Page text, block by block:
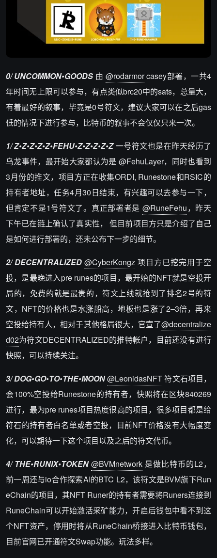
0/ UNCOMMON•GOODS 由 @rodarmorcasey部署，一共4
年时间无上限可以参与，有点类似brc20中的sats，总量大，
有着最好的叙事，毕竟是0号符文，建议大家可以在之后gas
低的情况下进行参与，比特币的叙事不会仅仅只来一次。
1/ Z•Z•Z•Z•Z•FEHU•Z•Z•Z•Z•Z一号符文也是在昨天经历了
乌龙事件，最开始大家都认为是 @FehuLayer，同时也看到
3月份的推文，项目方正在收集ORDI, Runestone和RSIC的
持有者地址，任务4月30日结束，有兴趣可以去参与一下，
但肯定不是1号符文了。真正部署者是 @RuneFehu，昨天
下午已在链上确认了真实性， 但目前项目方只是介绍了自己
是如何进行部署的，还未公布下一步的细节。
2/ DECENTRALIZED @CyberKongz 项目方已挖完用于空
投，是最晚进入pre runes的项目，最开始的NFT就是空投开
局的，免费的就是最贵的，符文上线就抢到了排名2号的符
文，NFT的价格也是水涨船高，地板也是涨了2–3倍，再来
空投给持有人，相对于其他格局很大，官宣了@decentralize
d02为符文DECENTRALIZED的推特帐户，目前还没有进行
快照，可以持续关注。
3/ DOG•GO•TO•THE•MOON@LeonidasNFT符文石项目，
会100%空投给Runestone的持有者，快照将在区块840269
进行，最为pre runes项目热度很高的项目，很多项目都是给
符石的持有者白名单或者空投，目前NFT价格没有大幅度变
化，可以期待一下这个项目以及之后的符文代币。
4/ THE•RUNIX•TOKEN@BVMnetwork 是做比特币的L2，
前一周还与io合作探索AI的BTC L2，该符文是BVM旗下Run
eChain的项目，其NFT Runer的持有者需要将Runers连接到
RuneChain可以开始激活采矿能力，开启后钱包中看不到这
个NFT资产，停用时将从RuneChain桥接进入比特币钱包，
目前官网已开通符文Swap功能。玩法多样。